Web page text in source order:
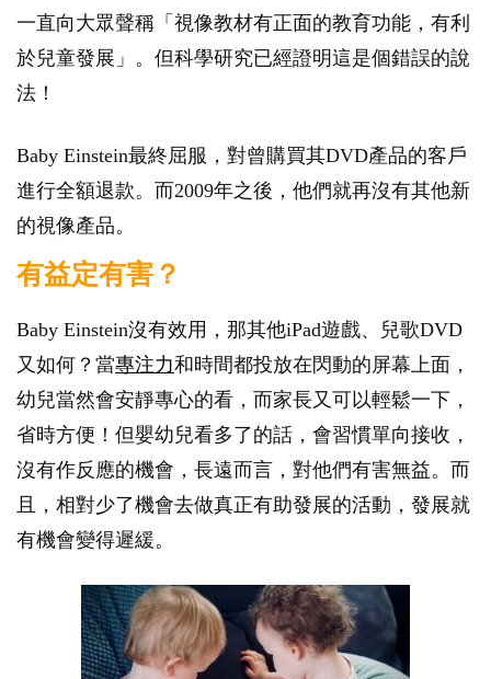
一直向大眾聲稱「視像教材有正面的教育功能，有利
於兒童發展」。但科學研究已經證明這是個錯誤的說
法！
Baby Einstein最終屈服，對曾購買其DVD產品的客戶
進行全額退款。而2009年之後，他們就再沒有其他新
的視像產品。
有益定有害？
Baby Einstein沒有效用，那其他iPad遊戲、兒歌DVD
又如何？當專注力和時間都投放在閃動的屏幕上面，
幼兒當然會安靜專心的看，而家長又可以輕鬆一下，
省時方便！但嬰幼兒看多了的話，會習慣單向接收，
沒有作反應的機會，長遠而言，對他們有害無益。而
且，相對少了機會去做真正有助發展的活動，發展就
有機會變得遲緩。